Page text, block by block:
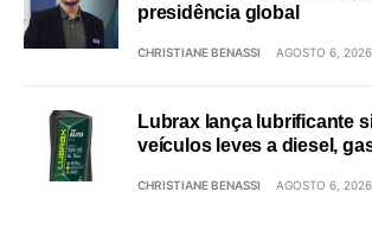
presidência global
CHRISTIANE BENASSI AGOSTO 6, 2026
Lubrax lança lubrificante
veículos leves a diesel,
CHRISTIANE BENASSI AGOSTO 6, 2026